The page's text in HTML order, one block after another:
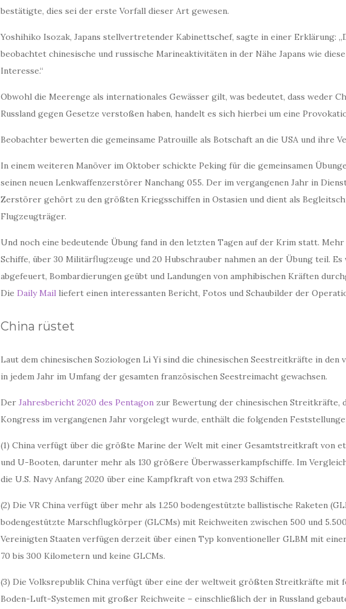
bestätigte, dies sei der erste Vorfall dieser Art gewesen.
Yoshihiko Isozak, Japans stellvertretender Kabinettschef, sagte in einer Erklärung:
beobachtet chinesische und russische Marineaktivitäten in der Nähe Japans wie
Interesse.“
Obwohl die Meerenge als internationales Gewässer gilt, was bedeutet, dass weder
Russland gegen Gesetze verstoßen haben, handelt es sich hierbei um eine
Beobachter bewerten die gemeinsame Patrouille als Botschaft an die USA und ihre
In einem weiteren Manöver im Oktober schickte Peking für die gemeinsamen
seinen neuen Lenkwaffenzerstörer Nanchang 055. Der im vergangenen Jahr in
Zerstörer gehört zu den größten Kriegsschiffen in Ostasien und dient als
Flugzeugträger.
Und noch eine bedeutende Übung fand in den letzten Tagen auf der Krim statt. Mehr
Schiffe, über 30 Militärflugzeuge und 20 Hubschrauber nahmen an der Übung teil. Es
abgefeuert, Bombardierungen geübt und Landungen von amphibischen Kräften
DieDaily Mail liefert einen interessanten Bericht, Fotos und Schaubilder der
China rüstet
Laut dem chinesischen Soziologen Li Yi sind die chinesischen Seestreitkräfte in den
in jedem Jahr im Umfang der gesamten französischen Seestreimacht gewachsen.
DerJahresbericht 2020 des Pentagon zur Bewertung der chinesischen Streitkräfte,
Kongress im vergangenen Jahr vorgelegt wurde, enthält die folgenden
(1) China verfügt über die größte Marine der Welt mit einer Gesamtstreitkraft von
und U-Booten, darunter mehr als 130 größere Überwasserkampfschiffe. Im
die U.S. Navy Anfang 2020 über eine Kampfkraft von etwa 293 Schiffen.
(2) Die VR China verfügt über mehr als 1.250 bodengestützte ballistische Raketen
bodengestützte Marschflugkörper (GLCMs) mit Reichweiten zwischen 500 und
Vereinigten Staaten verfügen derzeit über einen Typ konventioneller GLBM mit
70 bis 300 Kilometern und keine GLCMs.
(3) Die Volksrepublik China verfügt über eine der weltweit größten Streitkräfte
Boden-Luft-Systemen mit großer Reichweite – einschließlich der in Russland